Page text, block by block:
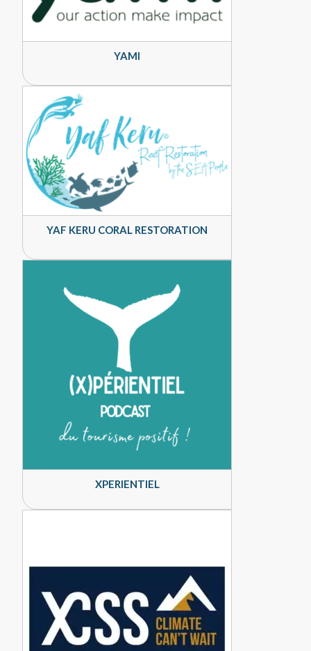
YAMI
YAF KERU CORAL RESTORATION
XPERIENTIEL